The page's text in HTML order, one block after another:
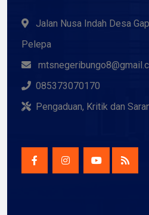
Jalan Nusa Indah Desa
Pelepa
085373070170
Pengaduan, Kritik dan